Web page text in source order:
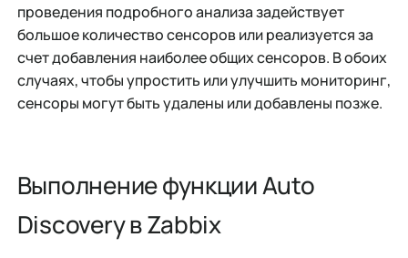
проведения подробного анализа задействует
большое количество сенсоров или реализуется за
счет добавления наиболее общих сенсоров. В обоих
случаях, чтобы упростить или улучшить мониторинг,
сенсоры могут быть удалены или добавлены позже.
Выполнение функции Auto
Discovery в Zabbix